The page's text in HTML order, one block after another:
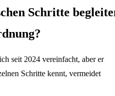
Schritte
seit 2024 vereinfacht, aber er
Schritte kennt, vermeidet